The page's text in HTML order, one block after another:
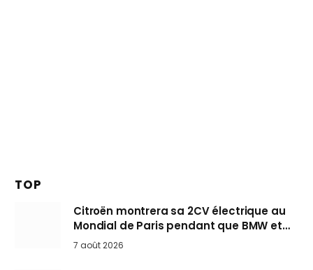
TOP
Citroën montrera sa 2CV électrique au
Mondial de Paris pendant que BMW et
Mini désertent le salon
7 août 2026